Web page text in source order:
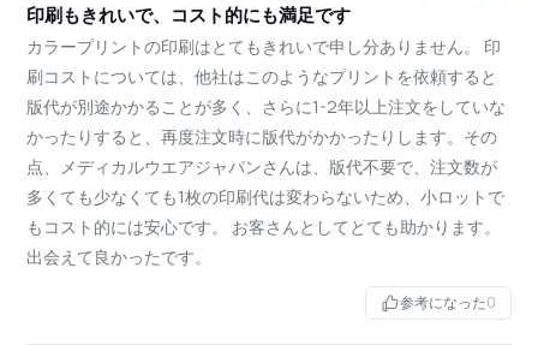
印刷もきれいで、コスト的にも満足です
カラープリントの印刷はとてもきれいで申し分ありません。 印
刷コストについては、他社はこのようなプリントを依頼すると
版代が別途かかることが多く、さらに1-2年以上注文をしていな
かったりすると、再度注文時に版代がかかったりします。その
点、メディカルウエアジャパンさんは、版代不要で、注文数が
多くても少なくても1枚の印刷代は変わらないため、小ロットで
もコスト的には安心です。 お客さんとしてとても助かります。
出会えて良かったです。
参考になった0